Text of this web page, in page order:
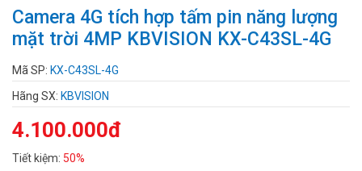
Camera 4G tích hợp tấm pin năng lượng
mặt trời 4MP KBVISION KX-C43SL-4G
Mã SP: KX-C43SL-4G
Hãng SX: KBVISION
4.100.000đ
Tiết kiệm: 50%